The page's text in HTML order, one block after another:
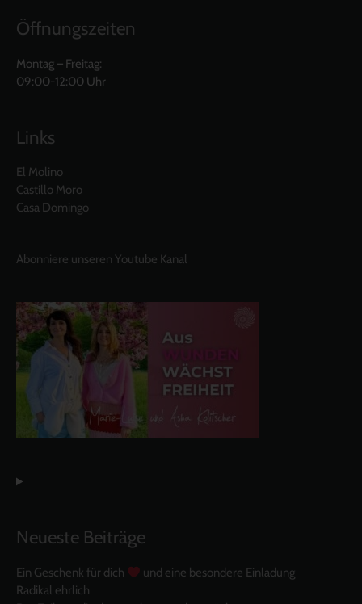
Öffnungszeiten
Montag – Freitag:
09:00-12:00 Uhr
Links
El Molino
Castillo Moro
Casa Domingo
Abonniere unseren Youtube Kanal
Neueste Beiträge
Ein Geschenk für dich
und eine besondere Einladung
Radikal ehrlich